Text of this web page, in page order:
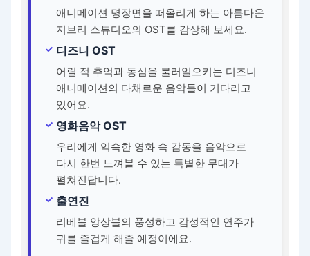
애니메이션 명장면을 떠올리게 하는 아름다운
지브리 스튜디오의 OST를 감상해 보세요.
디즈니 OST
어릴 적 추억과 동심을 불러일으키는 디즈니
애니메이션의 다채로운 음악들이 기다리고
있어요.
영화음악 OST
우리에게 익숙한 영화 속 감동을 음악으로
다시 한번 느껴볼 수 있는 특별한 무대가
펼쳐진답니다.
출연진
리베볼 앙상블의 풍성하고 감성적인 연주가
귀를 즐겁게 해줄 예정이에요.